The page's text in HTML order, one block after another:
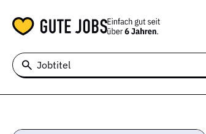
Jobtitel